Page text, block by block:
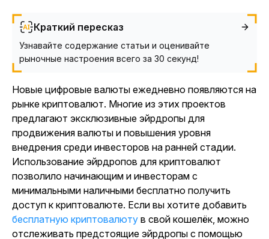
Краткий пересказ
Узнавайте содержание статьи и оценивайте
рыночные настроения всего за 30 секунд!
Новые цифровые валюты ежедневно появляются на
рынке криптовалют. Многие из этих проектов
предлагают эксклюзивные эйрдропы для
продвижения валюты и повышения уровня
внедрения среди инвесторов на ранней стадии.
Использование эйрдропов для криптовалют
позволило начинающим и инвесторам с
минимальными наличными бесплатно получить
доступ к криптовалюте. Если вы хотите добавить
бесплатную криптовалюту в свой кошелёк, можно
отслеживать предстоящие эйрдропы с помощью